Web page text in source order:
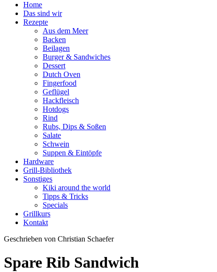
Home
Das sind wir
Rezepte
Aus dem Meer
Backen
Beilagen
Burger & Sandwiches
Dessert
Dutch Oven
Fingerfood
Geflügel
Hackfleisch
Hotdogs
Rind
Rubs, Dips & Soßen
Salate
Schwein
Suppen & Eintöpfe
Hardware
Grill-Bibliothek
Sonstiges
Kiki around the world
Tipps & Tricks
Specials
Grillkurs
Kontakt
Geschrieben von Christian Schaefer
Spare Rib Sandwich